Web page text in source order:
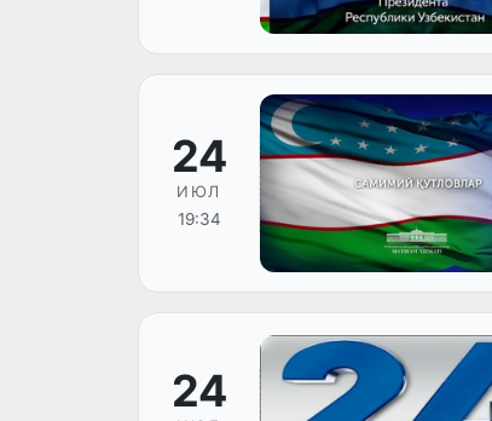
24
ИЮЛ
19:34
24